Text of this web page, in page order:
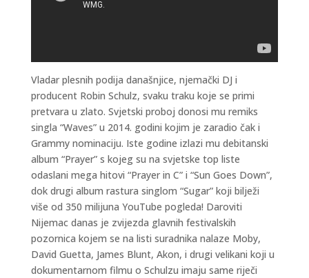
Vladar plesnih podija današnjice, njemački DJ i
producent Robin Schulz, svaku traku koje se primi
pretvara u zlato. Svjetski proboj donosi mu remiks
singla “Waves” u 2014. godini kojim je zaradio čak i
Grammy nominaciju. Iste godine izlazi mu debitanski
album “Prayer” s kojeg su na svjetske top liste
odaslani mega hitovi “Prayer in C” i “Sun Goes Down”,
dok drugi album rastura singlom “Sugar” koji bilježi
više od 350 milijuna YouTube pogleda! Daroviti
Nijemac danas je zvijezda glavnih festivalskih
pozornica kojem se na listi suradnika nalaze Moby,
David Guetta, James Blunt, Akon, i drugi velikani koji u
dokumentarnom filmu o Schulzu imaju same riječi